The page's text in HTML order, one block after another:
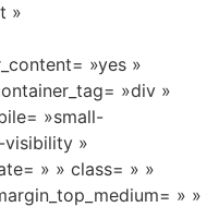
»
»yes »
»div »
»small-
visibility »
» » class= » »
» »